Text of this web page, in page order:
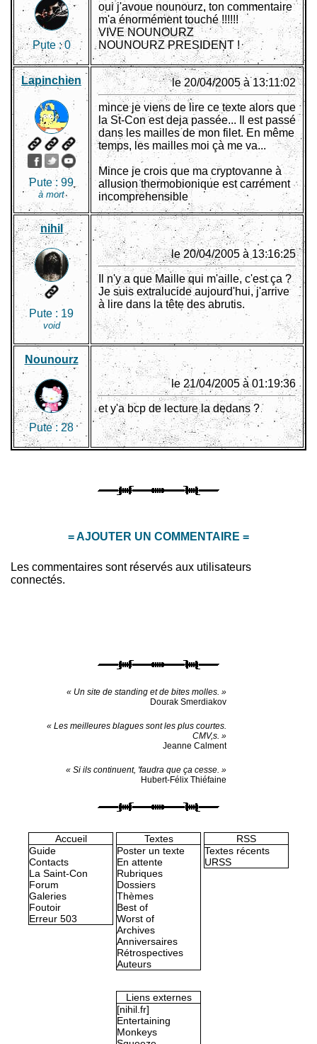
Pute :0
oui j'avoue nounourz, ton commentaire
m'a énormément touché !!!!!!
VIVE NOUNOURZ
NOUNOURZ PRESIDENT !
Lapinchien
Pute : 99
à mort
le 20/04/2005 à 13:11:02
mince je viens de lire ce texte alors que
la St-Con est deja passée... Il est passé
dans les mailles de mon filet. En même
temps, les mailles moi çà me va...
Mince je crois que ma cryptovanne à
allusion thermobionique est carrément
incomprehensible
nihil
Pute : 19
void
le 20/04/2005 à 13:16:25
Il n'y a que Maille qui m'aille, c'est ça ?
Je suis extralucide aujourd'hui, j'arrive
à lire dans la tête des abrutis.
Nounourz
Pute : 28
le 21/04/2005 à 01:19:36
et y'a bcp de lecture la dedans ?
= AJOUTER UN COMMENTAIRE =
Les commentaires sont réservés aux utilisateurs
connectés.
« Un site de standing et de bites molles. »
Dourak Smerdiakov
« Les meilleures blagues sont les plus courtes.
CMV,s. »
Jeanne Calment
« Si ils continuent, 'faudra que ça cesse. »
Hubert-Félix Thiéfaine
Accueil
Guide
Contacts
La Saint-Con
Forum
Galeries
Foutoir
Erreur 503
Textes
Poster un texte
En attente
Rubriques
Dossiers
Thèmes
Best of
Worst of
Archives
Anniversaires
Rétrospectives
Auteurs
RSS
Textes récents
URSS
Liens externes
[nihil.fr]
Entertaining
Monkeys